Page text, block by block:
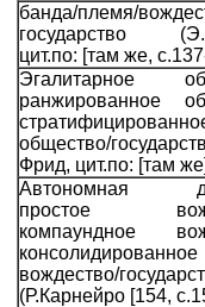
банда/племя/
государство
цит.по: [там же,
Эгалитарное
ранжированное
общество/
Фрид, цит.по: [там
Автономная
простое
компаундное
консолидированное
вождество/
(Р.Карнейро [154,